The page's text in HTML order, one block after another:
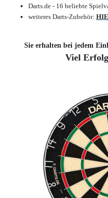
Darts.de - 16 beliebte
weiteres Darts-Zubehör:
Sie erhalten bei jedem
Viel